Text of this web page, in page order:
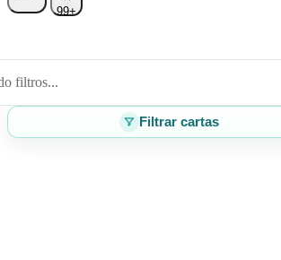
99+
filtros...
Filtrar cartas